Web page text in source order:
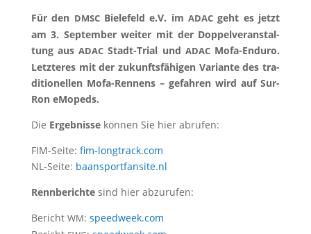
Für den DMSCBie­le­feld e.V. imADAC geht es jetzt
am 3. Sep­tem­ber wei­ter mit der Dop­pel­ver­an­stal­
tung ausADAC Stadt-Tri­al und ADACMofa-Endu­ro.
Letz­te­res mit der zukunfts­fä­hi­gen Vari­an­te des tra­
di­tio­nel­len Mofa-Ren­nens – gefah­ren wird auf Sur-
Ron eMopeds.
Die Ergeb­nis­sekön­nen Sie hier abrufen:
FIM-Sei­te: fim​-longtrack​.com
NL-Sei­te: baans​port​fan​site​.nl
Renn­be­rich­tesind hier abzurufen:
Bericht WM: speed​week​.com